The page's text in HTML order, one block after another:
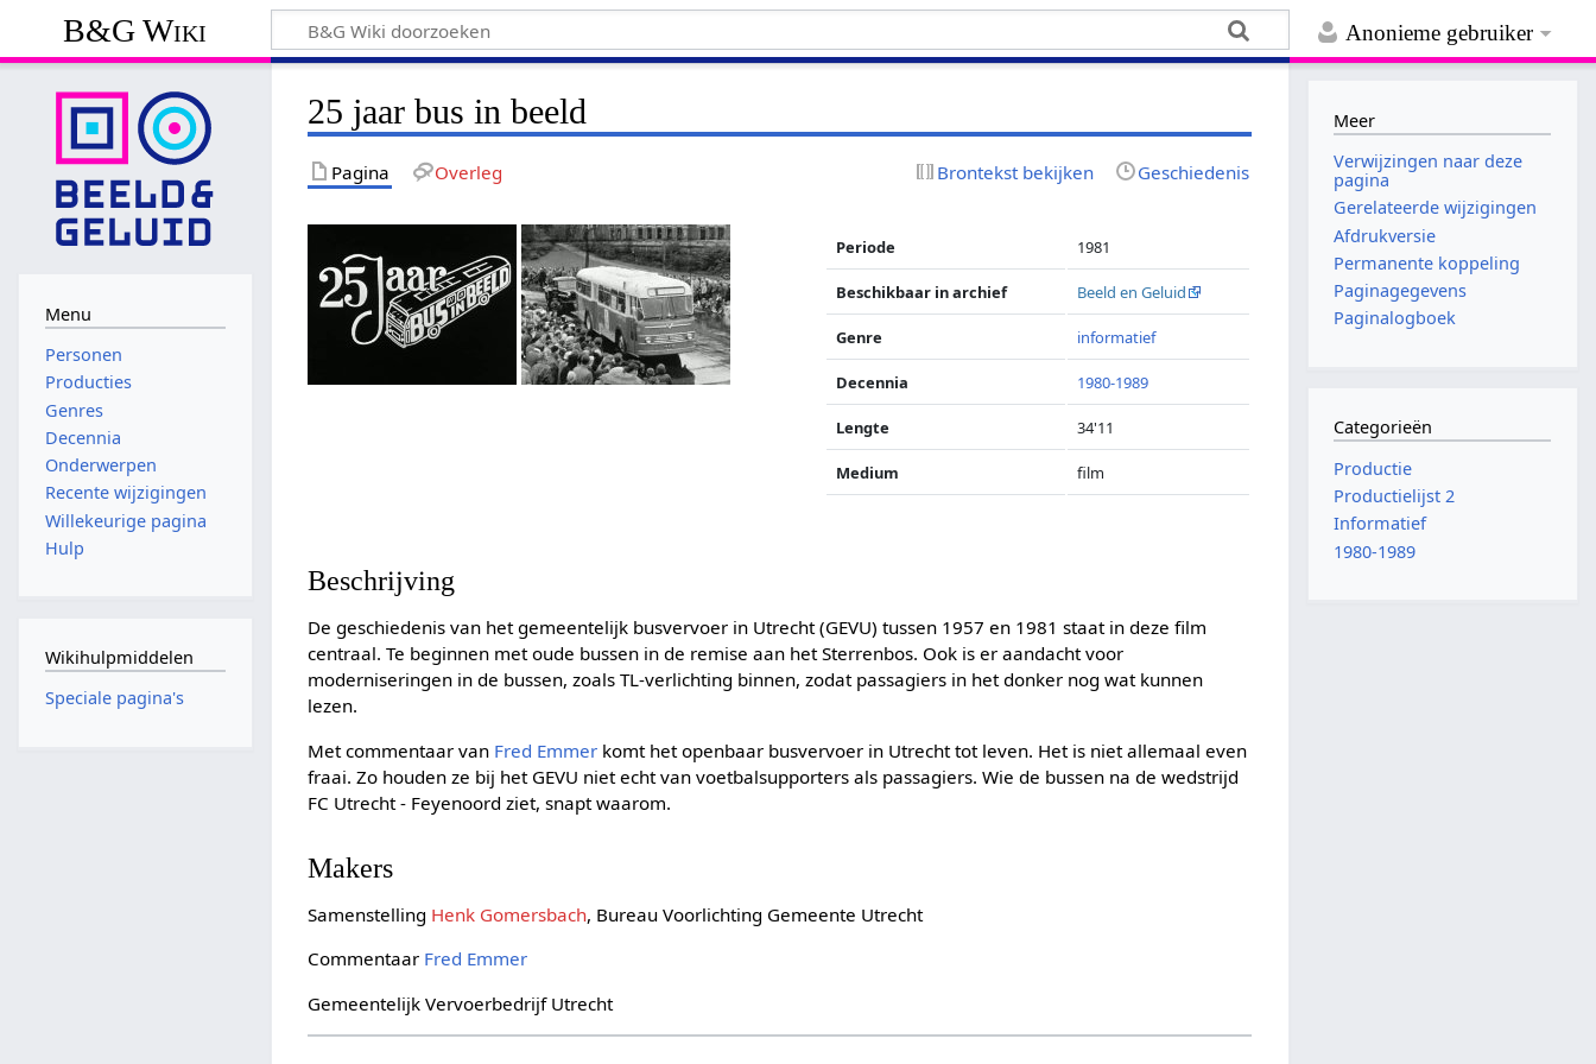
Anonieme gebruiker
B&G Wiki
25 jaar bus in beeld
Pagina Overleg Brontekst bekijken Geschiedenis
Periode 1981
Beschikbaar in archief Beeld en Geluid
Genre informatief
Decennia 1980-1989
Lengte 34'11
Medium film
Beschrijving
De geschiedenis van het gemeentelijk busvervoer in Utrecht (GEVU) tussen 1957 en 1981 staat in deze film
centraal. Te beginnen met oude bussen in de remise aan het Sterrenbos. Ook is er aandacht voor
moderniseringen in de bussen, zoals TL-verlichting binnen, zodat passagiers in het donker nog wat kunnen
lezen.
Met commentaar van Fred Emmer komt het openbaar busvervoer in Utrecht tot leven. Het is niet allemaal even
fraai. Zo houden ze bij het GEVU niet echt van voetbalsupporters als passagiers. Wie de bussen na de wedstrijd
FC Utrecht - Feyenoord ziet, snapt waarom.
Makers
Samenstelling Henk Gomersbach, Bureau Voorlichting Gemeente Utrecht
Commentaar Fred Emmer
Gemeentelijk Vervoerbedrijf Utrecht
Menu
Personen
Producties
Genres
Decennia
Onderwerpen
Recente wijzigingen
Willekeurige pagina
Hulp
Wikihulpmiddelen
Speciale pagina's
Meer
Verwijzingen naar deze
pagina
Gerelateerde wijzigingen
Afdrukversie
Permanente koppeling
Paginagegevens
Paginalogboek
Categorieën
Productie
Productielijst 2
Informatief
1980-1989